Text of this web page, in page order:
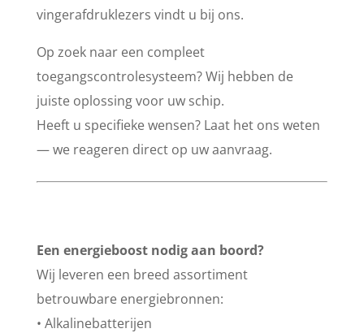
vingerafdruklezers vindt u bij ons.
Op zoek naar een compleet
toegangscontrolesysteem? Wij hebben de
juiste oplossing voor uw schip.
Heeft u specifieke wensen? Laat het ons weten
— we reageren direct op uw aanvraag.
Een energieboost nodig aan boord?
Wij leveren een breed assortiment
betrouwbare energiebronnen:
• Alkalinebatterijen